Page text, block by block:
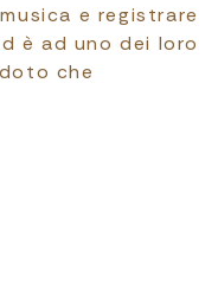
e registrare
è ad uno dei loro
che